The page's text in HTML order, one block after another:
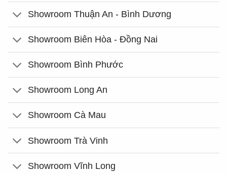
Showroom Thuận An - Bình Dương
Showroom Biên Hòa - Đồng Nai
Showroom Bình Phước
Showroom Long An
Showroom Cà Mau
Showroom Trà Vinh
Showroom Vĩnh Long